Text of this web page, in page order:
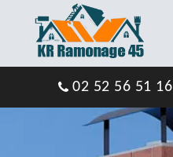
02 52 56 51 16